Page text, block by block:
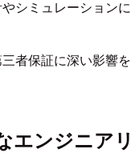
シミュレーション
者保証に深い影響
エンジニア